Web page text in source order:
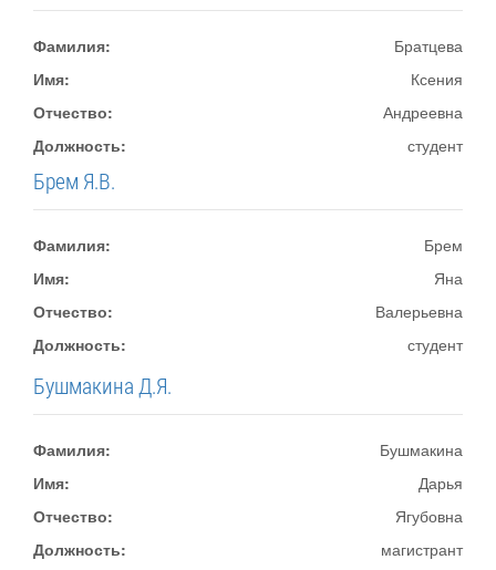
Фамилия:
Братцева
Имя:
Ксения
Отчество:
Андреевна
Должность:
студент
Брем Я.В.
Фамилия:
Брем
Имя:
Яна
Отчество:
Валерьевна
Должность:
студент
Бушмакина Д.Я.
Фамилия:
Бушмакина
Имя:
Дарья
Отчество:
Ягубовна
Должность:
магистрант